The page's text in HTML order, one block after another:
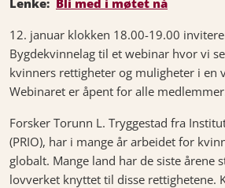
Lenke: Bli med i møtet nå
12. januar klokken 18.00-19.00
Bygdekvinnelag til et webinar hvor vi
kvinners rettigheter og muligheter i en
Webinaret er åpent for alle
Forsker Torunn L. Tryggestad fra
(PRIO), har i mange år arbeidet for
globalt. Mange land har de siste årene
lovverket knyttet til disse rettighetene.